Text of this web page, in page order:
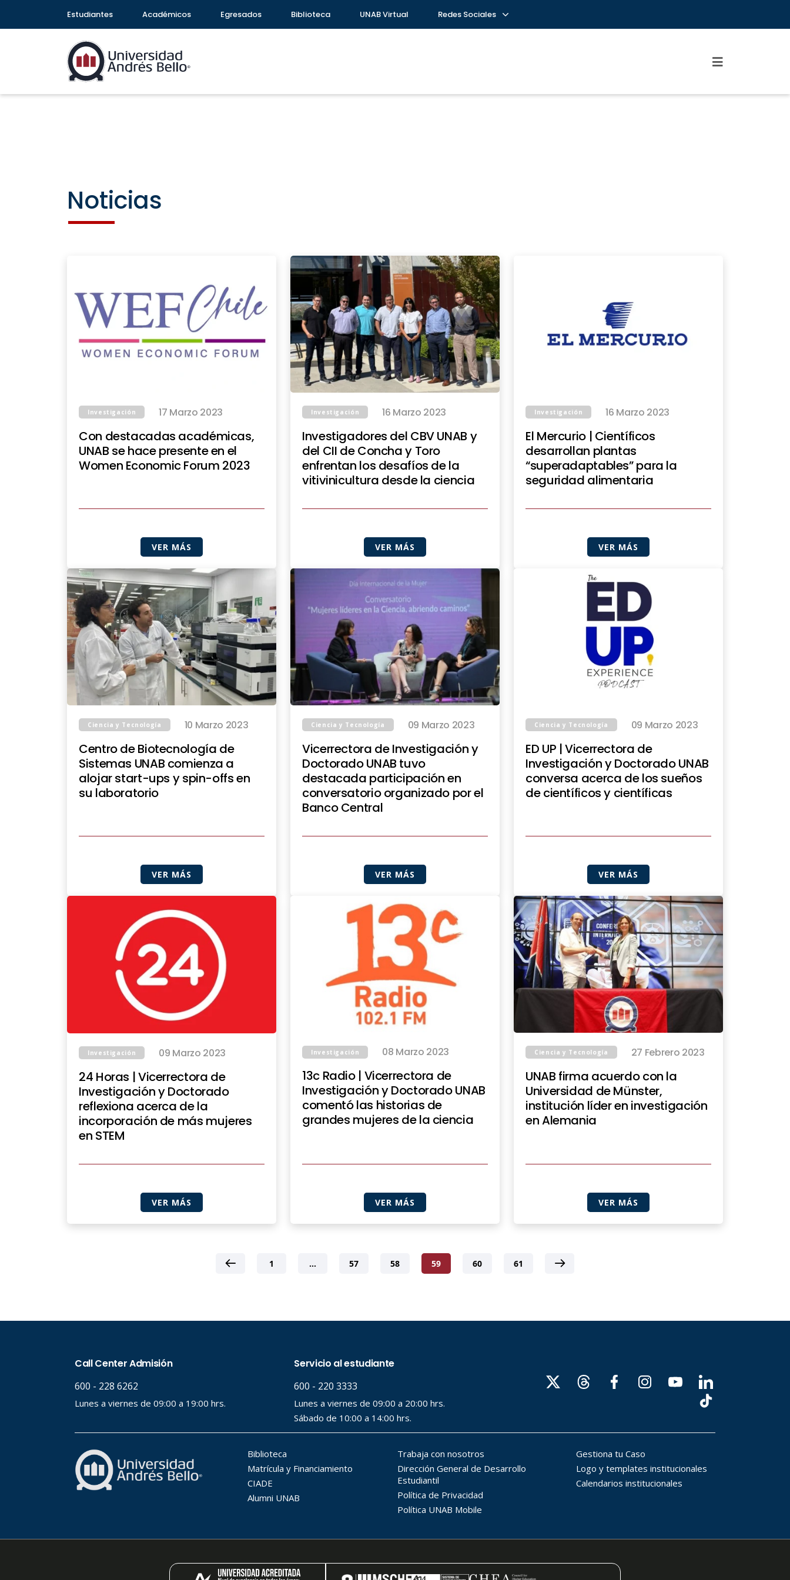
Estudiantes Académicos Egresados Biblioteca UNAB Virtual Redes Sociales
Noticias
Investigación 17 Marzo 2023
Con destacadas académicas,
UNAB se hace presente en el
Women Economic Forum 2023
VER MÁS
Investigación 16 Marzo 2023
Investigadores del CBV UNAB y
del CII de Concha y Toro
enfrentan los desafíos de la
vitivinicultura desde la ciencia
VER MÁS
Investigación 16 Marzo 2023
El Mercurio | Científicos
desarrollan plantas
“superadaptables” para la
seguridad alimentaria
VER MÁS
Ciencia y Tecnología 10 Marzo 2023
Centro de Biotecnología de
Sistemas UNAB comienza a
alojar start-ups y spin-offs en
su laboratorio
VER MÁS
Ciencia y Tecnología 09 Marzo 2023
Vicerrectora de Investigación y
Doctorado UNAB tuvo
destacada participación en
conversatorio organizado por el
Banco Central
VER MÁS
Ciencia y Tecnología 09 Marzo 2023
ED UP | Vicerrectora de
Investigación y Doctorado UNAB
conversa acerca de los sueños
de científicos y científicas
VER MÁS
Investigación 09 Marzo 2023
24 Horas | Vicerrectora de
Investigación y Doctorado
reflexiona acerca de la
incorporación de más mujeres
en STEM
VER MÁS
Investigación 08 Marzo 2023
13c Radio | Vicerrectora de
Investigación y Doctorado UNAB
comentó las historias de
grandes mujeres de la ciencia
VER MÁS
Ciencia y Tecnología 27 Febrero 2023
UNAB firma acuerdo con la
Universidad de Münster,
institución líder en investigación
en Alemania
VER MÁS
1 … 57 58 59 60 61